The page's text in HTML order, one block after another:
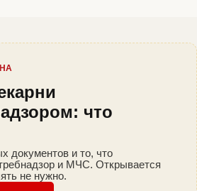
что
документов и то, что
и МЧС. Открывается
не нужно.